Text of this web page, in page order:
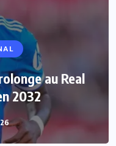
au Real
2032